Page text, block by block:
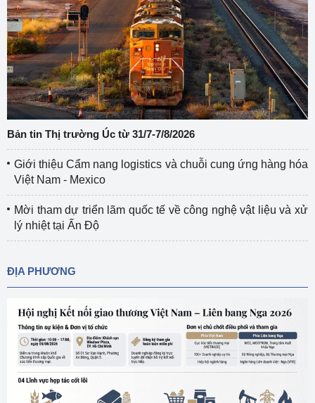
Bản tin Thị trường Úc từ 31/7-7/8/2026
Giới thiệu Cẩm nang logistics và chuỗi cung ứng hàng hóa
Việt Nam - Mexico
Mời tham dự triển lãm quốc tế về công nghệ vật liệu và xử
lý nhiệt tại Ấn Độ
ĐỊA PHƯƠNG